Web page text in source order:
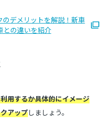
デメリットを解説！新車
との違いを紹介
用するか具体的にイメージ
アップしましょう。